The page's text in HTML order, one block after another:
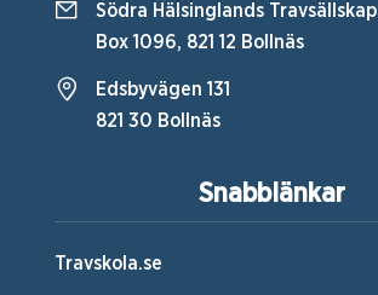
Snabblänkar
Travskola.se
Södra Hälsinglands Travsällskap
Box 1096, 821 12 Bollnäs
Edsbyvägen 131
821 30 Bollnäs